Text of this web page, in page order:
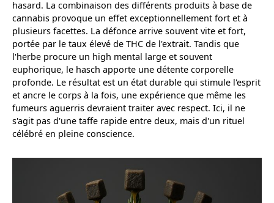
hasard. La combinaison des différents produits à base de
cannabis provoque un effet exceptionnellement fort et à
plusieurs facettes. La défonce arrive souvent vite et fort,
portée par le taux élevé de THC de l'extrait. Tandis que
l'herbe procure un high mental large et souvent
euphorique, le hasch apporte une détente corporelle
profonde. Le résultat est un état durable qui stimule l'esprit
et ancre le corps à la fois, une expérience que même les
fumeurs aguerris devraient traiter avec respect. Ici, il ne
s'agit pas d'une taffe rapide entre deux, mais d'un rituel
célébré en pleine conscience.